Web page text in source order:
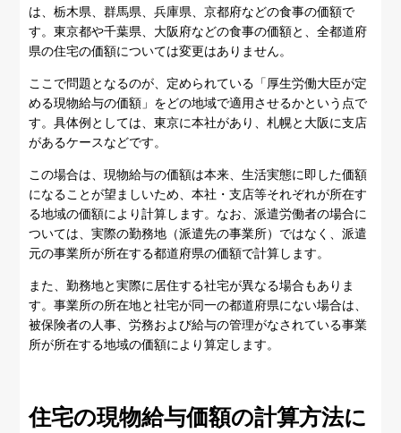
は、栃木県、群馬県、兵庫県、京都府などの食事の価額で
す。東京都や千葉県、大阪府などの食事の価額と、全都道府
県の住宅の価額については変更はありません。
ここで問題となるのが、定められている「厚生労働大臣が定
める現物給与の価額」をどの地域で適用させるかという点で
す。具体例としては、東京に本社があり、札幌と大阪に支店
があるケースなどです。
この場合は、現物給与の価額は本来、生活実態に即した価額
になることが望ましいため、本社・支店等それぞれが所在す
る地域の価額により計算します。なお、派遣労働者の場合に
ついては、実際の勤務地（派遣先の事業所）ではなく、派遣
元の事業所が所在する都道府県の価額で計算します。
また、勤務地と実際に居住する社宅が異なる場合もありま
す。事業所の所在地と社宅が同一の都道府県にない場合は、
被保険者の人事、労務および給与の管理がなされている事業
所が所在する地域の価額により算定します。
住宅の現物給与価額の計算方法に